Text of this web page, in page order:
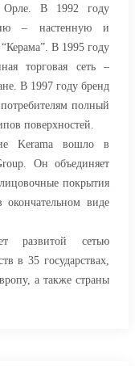
Орле. В 1992 году
– настенную и
В 1995 году
торговая сеть –
В 1997 году бренд
полный
поверхностей.
Kerama вошло в
Он объединяет
покрытия
виде
развитой сетью
в 35 государствах,
а также страны